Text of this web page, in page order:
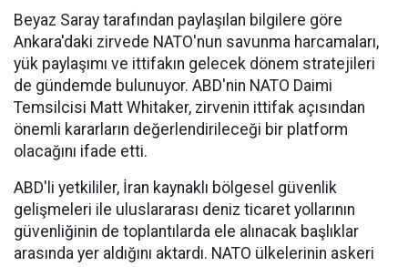
Beyaz Saray tarafından paylaşılan bilgilere göre
Ankara'daki zirvede NATO'nun savunma harcamaları,
yük paylaşımı ve ittifakın gelecek dönem stratejileri
de gündemde bulunuyor. ABD'nin NATO Daimi
Temsilcisi Matt Whitaker, zirvenin ittifak açısından
önemli kararların değerlendirileceği bir platform
olacağını ifade etti.
ABD'li yetkililer, İran kaynaklı bölgesel güvenlik
gelişmeleri ile uluslararası deniz ticaret yollarının
güvenliğinin de toplantılarda ele alınacak başlıklar
arasında yer aldığını aktardı. NATO ülkelerinin askeri